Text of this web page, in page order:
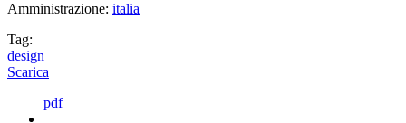
Amministrazione: italia
Tag:
design
Scarica
pdf